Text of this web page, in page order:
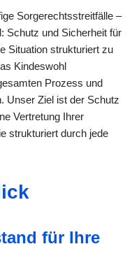
Sorgerechtsstreitfälle –
Schutz und Sicherheit für
Situation strukturiert zu
Kindeswohl
Prozess und
Unser Ziel ist der Schutz
Vertretung Ihrer
strukturiert durch jede
für Ihre